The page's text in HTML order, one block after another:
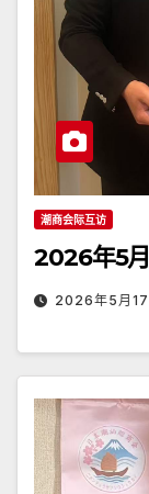
潮商会际互访
2026年5
2026年5月17